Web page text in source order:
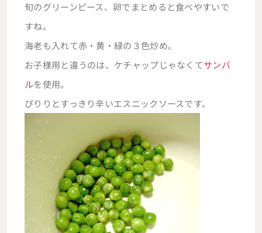
旬のグリーンピース、卵でまとめると食べやすいで
すね。
海老も入れて赤・黄・緑の３色炒め。
お子様用と違うのは、ケチャップじゃなくてサンバ
ルを使用。
ぴりりとすっきり辛いエスニックソースです。